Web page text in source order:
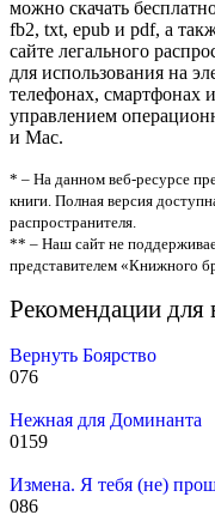
можно скачать
fb2, txt, epub и pdf, а
сайте легального
для использования на
телефонах, смартфонах
управлением
и Mac.
* – На данном веб-ресурсе
книги. Полная версия
распространителя.
** – Наш сайт не
представителем «Книжного
Рекомендации для
Вернуть Боярство
076
Нежная для Доминанта
0159
Измена. Я тебя (не)
086